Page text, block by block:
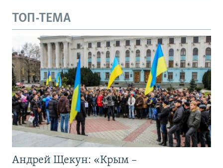
ТОП-ТЕМА
Андрей Щекун: «Крым –